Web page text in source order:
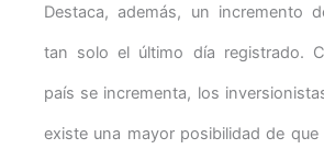
Destaca, además, un incremento
tan solo el último día registrado.
país se incrementa, los
existe una mayor posibilidad de